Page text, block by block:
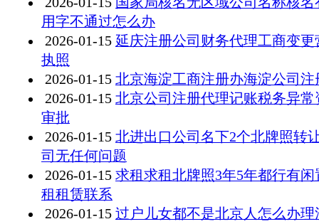
用字不通过怎么办
2026-01-15 延庆注册公司财务代理工商变更
执照
2026-01-15 北京海淀工商注册办海淀公司注
2026-01-15 北京公司注册代理记账税务异常
审批
2026-01-15 北进出口公司名下2个北牌照转
司无任何问题
2026-01-15 求租求租北牌照3年5年都行有闲
租租赁联系
2026-01-15 过户儿女都不是北京人怎么办理